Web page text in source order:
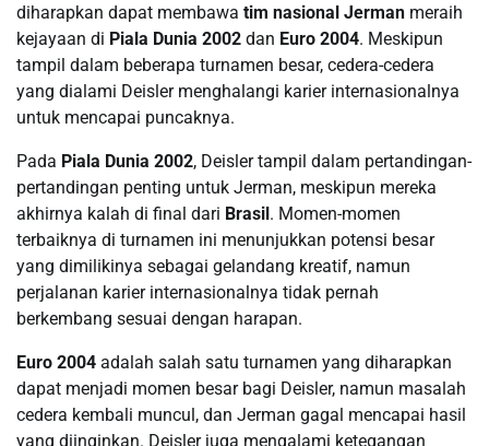
diharapkan dapat membawa tim nasional Jerman meraih
kejayaan di Piala Dunia 2002 dan Euro 2004. Meskipun
tampil dalam beberapa turnamen besar, cedera-cedera
yang dialami Deisler menghalangi karier internasionalnya
untuk mencapai puncaknya.
Pada Piala Dunia 2002, Deisler tampil dalam pertandingan-
pertandingan penting untuk Jerman, meskipun mereka
akhirnya kalah di final dari Brasil. Momen-momen
terbaiknya di turnamen ini menunjukkan potensi besar
yang dimilikinya sebagai gelandang kreatif, namun
perjalanan karier internasionalnya tidak pernah
berkembang sesuai dengan harapan.
Euro 2004 adalah salah satu turnamen yang diharapkan
dapat menjadi momen besar bagi Deisler, namun masalah
cedera kembali muncul, dan Jerman gagal mencapai hasil
yang diinginkan. Deisler juga mengalami ketegangan